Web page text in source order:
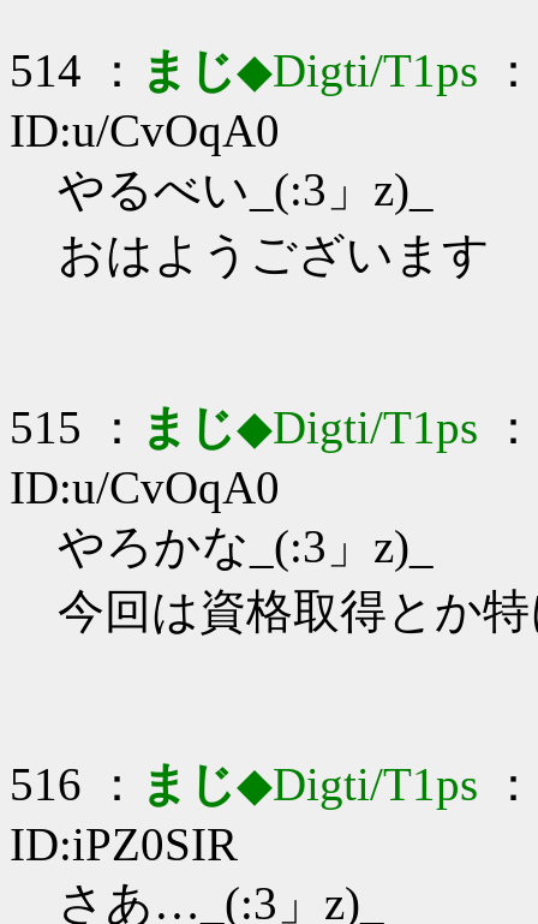
514 ： まじ◆Digti/T1ps
ID:u/CvOqA0
やるべい_(:3」z)_
おはようございます
515 ： まじ◆Digti/T1ps
ID:u/CvOqA0
やろかな_(:3」z)_
今回は資格取得とか
516 ： まじ◆Digti/T1ps
ID:iPZ0SIR
さあ…_(:3」z)_